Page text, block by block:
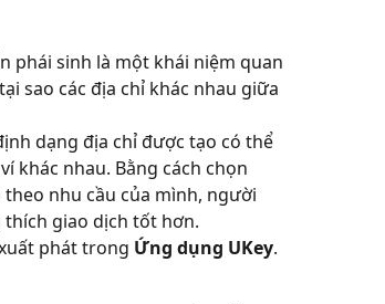
phái sinh là một khái niệm quan
sao các địa chỉ khác nhau giữa
dạng địa chỉ được tạo có thể
khác nhau. Bằng cách chọn
nhu cầu của mình, người
giao dịch tốt hơn.
phát trong Ứng dụng UKey.